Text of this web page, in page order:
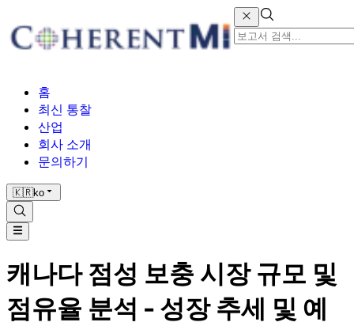
홈
최신 통찰
산업
회사 소개
문의하기
🇰🇷ko
캐나다 점성 보충 시장 규모 및
점유율 분석 - 성장 추세 및 예